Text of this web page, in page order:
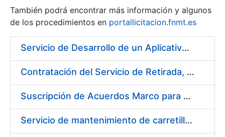
También podrá encontrar más información y algunos
de los procedimientos en portallicitacion.fnmt.es
Servicio de Desarrollo de un Aplicativo para la Generación de Claves
Contratación del Servicio de Retirada, Transporte y Gestión de Briquetas en Fábrica de Papel de Burgos
Suscripción de Acuerdos Marco para el Suministro de Material de Electrónica e Informática
Servicio de mantenimiento de carretillas transportadoras - elevadoras para la FNMT-RCM